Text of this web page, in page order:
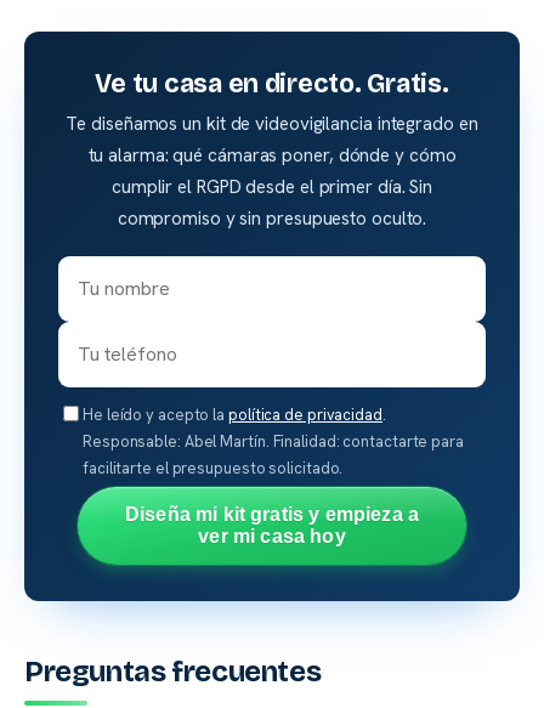
Ve tu casa en directo. Gratis.
Te diseñamos un kit de videovigilancia integrado en
tu alarma: qué cámaras poner, dónde y cómo
cumplir el RGPD desde el primer día. Sin
compromiso y sin presupuesto oculto.
He leído y acepto la política de privacidad.
Responsable: Abel Martín. Finalidad: contactarte para
facilitarte el presupuesto solicitado.
Diseña mi kit gratis y empieza a
ver mi casa hoy
Preguntas frecuentes